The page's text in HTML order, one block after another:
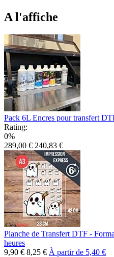
A l'affiche
Pack 6L Encres pour transfert
Rating:
0%
289,00 € 240,83 €
Planche de Transfert DTF -
heures
9,90 € 8,25 € À partir de 5,40 €